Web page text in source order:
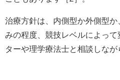
治療方針は、内側型か外側型
みの程度、競技レベルによっ
ターや理学療法士と相談しなが